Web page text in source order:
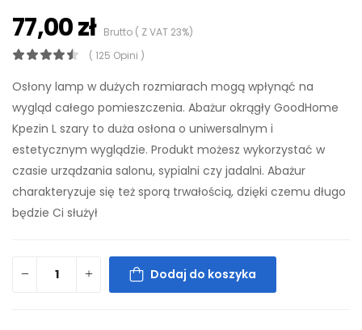
77,00 złBrutto ( Z VAT 23%)
( 125 Opini )
Osłony lamp w dużych rozmiarach mogą wpłynąć na
wygląd całego pomieszczenia. Abażur okrągły GoodHome
Kpezin L szary to duża osłona o uniwersalnym i
estetycznym wyglądzie. Produkt możesz wykorzystać w
czasie urządzania salonu, sypialni czy jadalni. Abażur
charakteryzuje się też sporą trwałością, dzięki czemu długo
będzie Ci służył
Dodaj do koszyka